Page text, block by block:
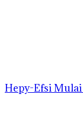
Hepy-Efsi Mulai